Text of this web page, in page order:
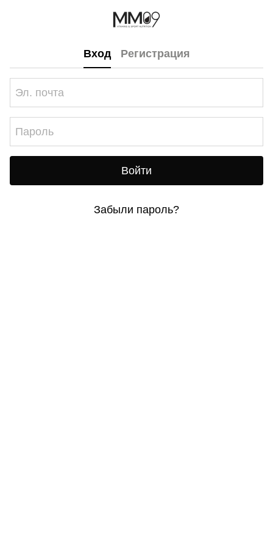
Вход Регистрация
Войти
Забыли пароль?